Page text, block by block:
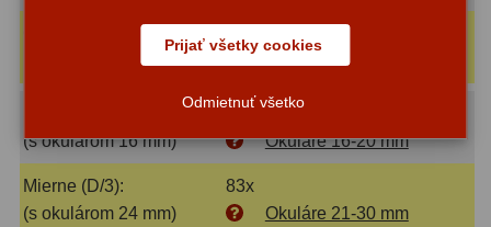
Amici hranoly 45°
Planetárne kamery
Optimálne (0.7D):
(s okulárom 11 mm)
Okuláre 10-12 mm
125x
(s okulárom 16 mm)
Okuláre 16-20 mm
Mierne (D/3):
83x
(s okulárom 24 mm)
Okuláre 21-30 mm
Prijať všetky cookies
Odmietnuť všetko